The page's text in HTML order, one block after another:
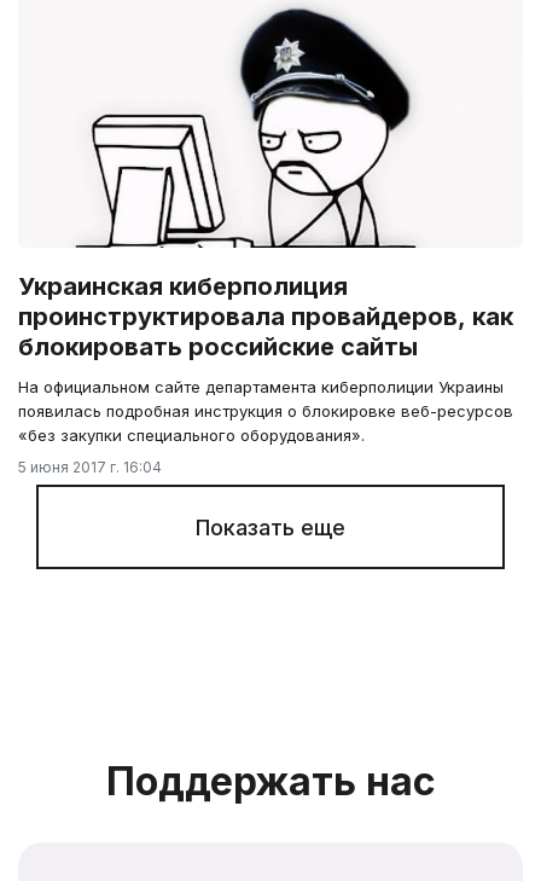
Украинская киберполиция
проинструктировала провайдеров, как
блокировать российские сайты
На официальном сайте департамента киберполиции Украины
появилась подробная инструкция о блокировке веб-ресурсов
«без закупки специального оборудования».
5 июня 2017 г. 16:04
Показать еще
Поддержать нас